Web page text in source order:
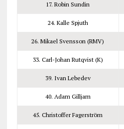
17. Robin Sundin
24. Kalle Spjuth
26. Mikael Svensson (RMV)
33. Carl-Johan Rutqvist (K)
39. Ivan Lebedev
40. Adam Gilljam
45. Christoffer Fagerström